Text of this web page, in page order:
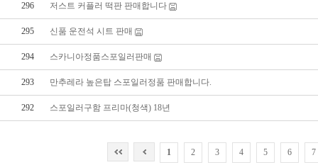
296 저스트 커플러 떡판 판매합니다
295 신품 운전석 시트 판매
294 스카니아정품스포일러판매
293 만추레라 높은탑 스포일러정품 판매합니다.
292 스포일러구함 프리마(청색) 18년
1 2 3 4 5 6 7